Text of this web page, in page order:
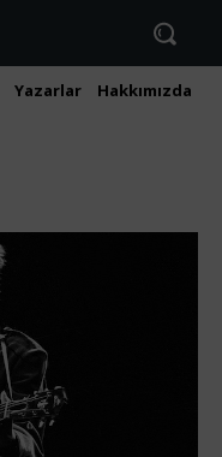
Yazarlar Hakkımızda